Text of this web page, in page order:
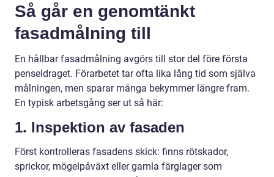
Så går en genomtänkt
fasadmålning till
En hållbar fasadmålning avgörs till stor del före första
penseldraget. Förarbetet tar ofta lika lång tid som själva
målningen, men sparar många bekymmer längre fram.
En typisk arbetsgång ser ut så här:
1. Inspektion av fasaden
Först kontrolleras fasadens skick: finns rötskador,
sprickor, mögelpåväxt eller gamla färglager som